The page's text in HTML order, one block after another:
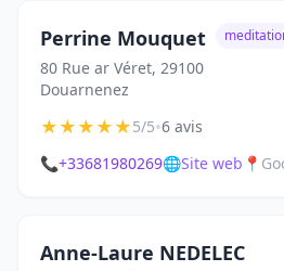
Perrine Mouquet
80 Rue ar Véret, 29100
Douarnenez
★★★★★5/5•6 avis
📞+33681980269🌐Site web 📍
Anne-Laure NEDELEC